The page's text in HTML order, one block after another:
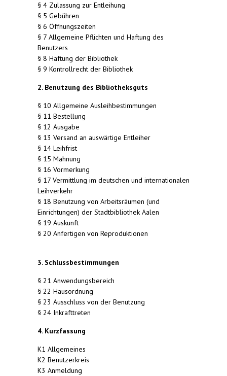
§ 4 Zulassung zur Entleihung
§ 5 Gebühren
§ 6 Öffnungszeiten
§ 7 Allgemeine Pflichten und Haftung des
Benutzers
§ 8 Haftung der Bibliothek
§ 9 Kontrollrecht der Bibliothek
2. Benutzung des Bibliotheksguts
§ 10 Allgemeine Ausleihbestimmungen
§ 11 Bestellung
§ 12 Ausgabe
§ 13 Versand an auswärtige Entleiher
§ 14 Leihfrist
§ 15 Mahnung
§ 16 Vormerkung
§ 17 Vermittlung im deutschen und internationalen
Leihverkehr
§ 18 Benutzung von Arbeitsräumen (und
Einrichtungen) der Stadtbibliothek Aalen
§ 19 Auskunft
§ 20 Anfertigen von Reproduktionen
3. Schlussbestimmungen
§ 21 Anwendungsbereich
§ 22 Hausordnung
§ 23 Ausschluss von der Benutzung
§ 24 Inkrafttreten
4. Kurzfassung
K1 Allgemeines
K2 Benutzerkreis
K3 Anmeldung